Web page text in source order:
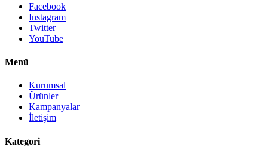
Facebook
Instagram
Twitter
YouTube
Menü
Kurumsal
Ürünler
Kampanyalar
İletişim
Kategori